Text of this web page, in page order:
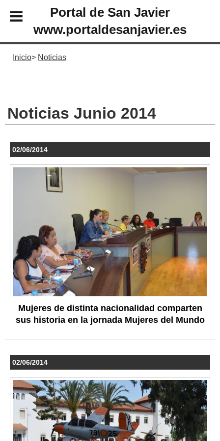
Portal de San Javier
www.portaldesanjavier.es
Inicio Noticias
Noticias Junio 2014
02/06/2014
Mujeres de distinta nacionalidad comparten
sus historia en la jornada Mujeres del Mundo
02/06/2014